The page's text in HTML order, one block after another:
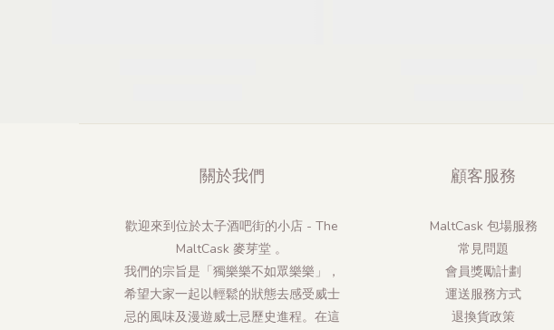
關於我們
歡迎來到位於太子酒吧街的小店 - The
MaltCask 麥芽堂 。
我們的宗旨是「獨樂樂不如眾樂樂」，
希望大家一起以輕鬆的狀態去感受威士
忌的風味及漫遊威士忌歷史進程。在這
顧客服務
MaltCask 包場服務
常見問題
會員獎勵計劃
運送服務方式
退換貨政策